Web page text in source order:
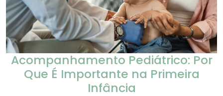
Acompanhamento Pediátrico: Por
Que É Importante na Primeira
Infância